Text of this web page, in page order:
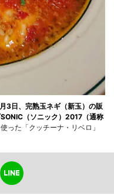
3日、完熟玉ネギ（新玉）の販
（ソニック）2017（通称
った「クッチーナ・リベロ」